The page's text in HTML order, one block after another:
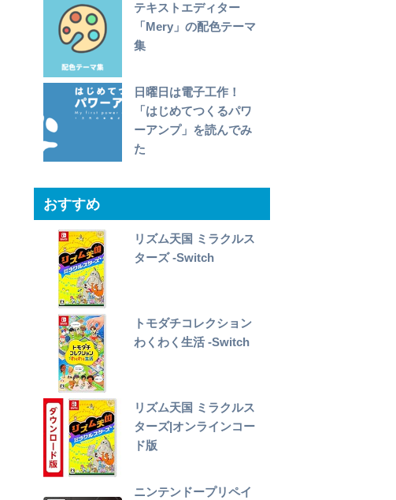
テキストエディター
「Mery」の配色テーマ
集
日曜日は電子工作！
「はじめてつくるパワ
ーアンプ」を読んでみ
た
おすすめ
リズム天国 ミラクルス
ターズ -Switch
トモダチコレクション
わくわく生活 -Switch
リズム天国 ミラクルス
ターズ|オンラインコー
ド版
ニンテンドープリペイ